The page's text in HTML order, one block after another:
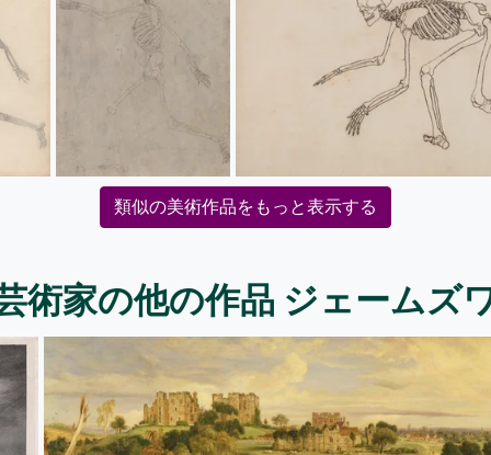
類似の美術作品をもっと表示する
術家の他の作品 ジェームズ